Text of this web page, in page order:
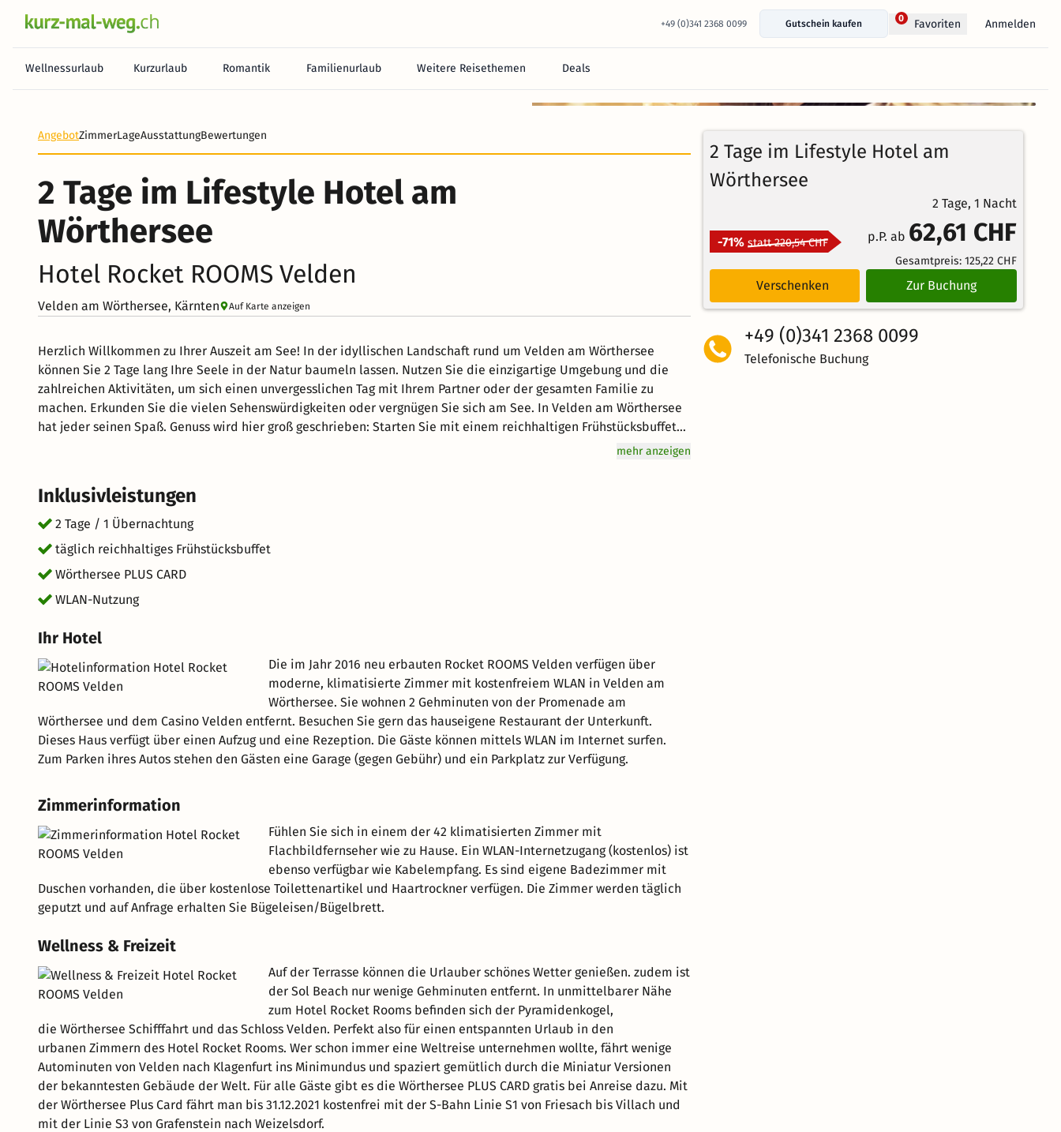
+49 (0)341 2368 0099 Gutschein kaufen
0 Favoriten Anmelden
Wellnessurlaub Kurzurlaub Romantik Familienurlaub Weitere Reisethemen Deals
Bewertungen
AngebotZimmerLageAusstattungBewertungen
2 Tage im Lifestyle Hotel am
Wörthersee
Hotel Rocket ROOMS Velden
Velden am Wörthersee, Kärnten Auf Karte anzeigen
Herzlich Willkommen zu Ihrer Auszeit am See! In der idyllischen Landschaft rund um Velden am Wörthersee
können Sie 2 Tage lang Ihre Seele in der Natur baumeln lassen. Nutzen Sie die einzigartige Umgebung und die
zahlreichen Aktivitäten, um sich einen unvergesslichen Tag mit Ihrem Partner oder der gesamten Familie zu
machen. Erkunden Sie die vielen Sehenswürdigkeiten oder vergnügen Sie sich am See. In Velden am Wörthersee
hat jeder seinen Spaß. Genuss wird hier groß geschrieben: Starten Sie mit einem reichhaltigen Frühstücksbuffet
für Genießer vital in den Tag. Freuen Sie sich auf hervorragenden Service und eine entspannte Atmosphäre für
Wörthersee.
mehr anzeigen
Inklusivleistungen
2 Tage / 1 Übernachtung
täglich reichhaltiges Frühstücksbuffet
Wörthersee PLUS CARD
WLAN-Nutzung
Ihr Hotel
Die im Jahr 2016 neu erbauten Rocket ROOMS Velden verfügen über
moderne, klimatisierte Zimmer mit kostenfreiem WLAN in Velden am
Wörthersee. Sie wohnen 2 Gehminuten von der Promenade am
Wörthersee und dem Casino Velden entfernt. Besuchen Sie gern das hauseigene Restaurant der Unterkunft.
Dieses Haus verfügt über einen Aufzug und eine Rezeption. Die Gäste können mittels WLAN im Internet surfen.
Zum Parken ihres Autos stehen den Gästen eine Garage (gegen Gebühr) und ein Parkplatz zur Verfügung.
Zimmerinformation
Fühlen Sie sich in einem der 42 klimatisierten Zimmer mit
Flachbildfernseher wie zu Hause. Ein WLAN-Internetzugang (kostenlos) ist
ebenso verfügbar wie Kabelempfang. Es sind eigene Badezimmer mit
Duschen vorhanden, die über kostenlose Toilettenartikel und Haartrockner verfügen. Die Zimmer werden täglich
geputzt und auf Anfrage erhalten Sie Bügeleisen/Bügelbrett.
Wellness & Freizeit
Auf der Terrasse können die Urlauber schönes Wetter genießen. zudem ist
der Sol Beach nur wenige Gehminuten entfernt. In unmittelbarer Nähe
zum Hotel Rocket Rooms befinden sich der Pyramidenkogel,
die Wörthersee Schifffahrt und das Schloss Velden. Perfekt also für einen entspannten Urlaub in den
urbanen Zimmern des Hotel Rocket Rooms. Wer schon immer eine Weltreise unternehmen wollte, fährt wenige
Autominuten von Velden nach Klagenfurt ins Minimundus und spaziert gemütlich durch die Miniatur Versionen
der bekanntesten Gebäude der Welt. Für alle Gäste gibt es die Wörthersee PLUS CARD gratis bei Anreise dazu. Mit
der Wörthersee Plus Card fährt man bis 31.12.2021 kostenfrei mit der S-Bahn Linie S1 von Friesach bis Villach und
mit der Linie S3 von Grafenstein nach Weizelsdorf.
2 Tage im Lifestyle Hotel am
Wörthersee
2 Tage, 1 Nacht
-71% statt 220,54 CHF p.P. ab 62,61 CHF
Gesamtpreis: 125,22 CHF
Verschenken Zur Buchung
+49 (0)341 2368 0099
Telefonische Buchung